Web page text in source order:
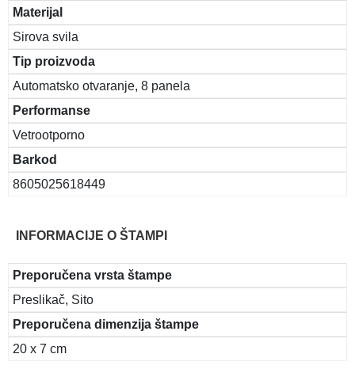
Materijal
Sirova svila
Tip proizvoda
Automatsko otvaranje, 8 panela
Performanse
Vetrootporno
Barkod
8605025618449
INFORMACIJE O ŠTAMPI
Preporučena vrsta štampe
Preslikač, Sito
Preporučena dimenzija štampe
20 x 7 cm